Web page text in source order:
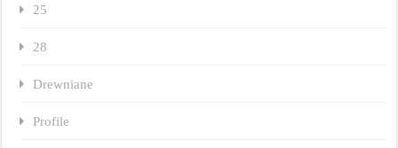
25
28
Drewniane
Profile